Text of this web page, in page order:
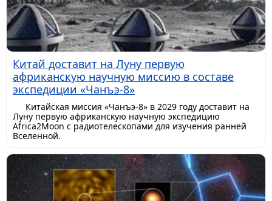
Китай доставит на Луну первую
африканскую научную миссию в составе
экспедиции «Чанъэ-8»
Китайская миссия «Чанъэ-8» в 2029 году доставит на
Луну первую африканскую научную экспедицию
Africa2Moon с радиотелескопами для изучения ранней
Вселенной.